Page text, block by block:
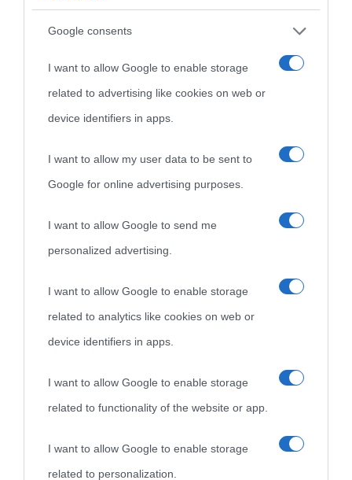
Google consents
I want to allow Google to enable storage
related to advertising like cookies on web or
device identifiers in apps.
I want to allow my user data to be sent to
Google for online advertising purposes.
I want to allow Google to send me
personalized advertising.
I want to allow Google to enable storage
related to analytics like cookies on web or
device identifiers in apps.
I want to allow Google to enable storage
related to functionality of the website or app.
I want to allow Google to enable storage
related to personalization.
Cultura
Cultura è un blog del sito Biografieonline © 2012-2025 •
come Affiliato Amazon il sito ricava commissioni sugli acquisti
nell'avversa.» (Aristotele -Frasi sulla cultura)
Biografie di
Ricorrenze
Onomastico
Mappa del sito
Privacy policy